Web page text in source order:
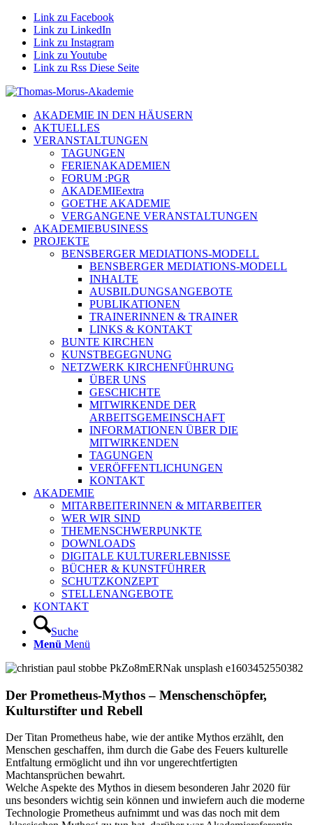
Link zu Facebook
Link zu LinkedIn
Link zu Instagram
Link zu Youtube
Link zu Rss Diese Seite
AKADEMIE IN DEN HÄUSERN
AKTUELLES
VERANSTALTUNGEN
TAGUNGEN
FERIENAKADEMIEN
FORUM :PGR
AKADEMIEextra
GOETHE AKADEMIE
VERGANGENE VERANSTALTUNGEN
AKADEMIEBUSINESS
PROJEKTE
BENSBERGER MEDIATIONS-MODELL
BENSBERGER MEDIATIONS-MODELL
INHALTE
AUSBILDUNGSANGEBOTE
PUBLIKATIONEN
TRAINERINNEN & TRAINER
LINKS & KONTAKT
BUNTE KIRCHEN
KUNSTBEGEGNUNG
NETZWERK KIRCHENFÜHRUNG
ÜBER UNS
GESCHICHTE
MITWIRKENDE DER
ARBEITSGEMEINSCHAFT
INFORMATIONEN ÜBER DIE
MITWIRKENDEN
TAGUNGEN
VERÖFFENTLICHUNGEN
KONTAKT
AKADEMIE
MITARBEITERINNEN & MITARBEITER
WER WIR SIND
THEMENSCHWERPUNKTE
DOWNLOADS
DIGITALE KULTURERLEBNISSE
BÜCHER & KUNSTFÜHRER
SCHUTZKONZEPT
STELLENANGEBOTE
KONTAKT
Suche
Menü Menü
Der Prometheus-Mythos – Menschenschöpfer,
Kulturstifter und Rebell
Der Titan Prometheus habe, wie der antike Mythos erzählt, den
Menschen geschaffen, ihm durch die Gabe des Feuers kulturelle
Entfaltung ermöglicht und ihn vor ungerechtfertigten
Machtansprüchen bewahrt.
Welche Aspekte des Mythos in diesem besonderen Jahr 2020 für
uns besonders wichtig sein können und inwiefern auch die moderne
Technologie Prometheus aufnimmt und was das noch mit dem